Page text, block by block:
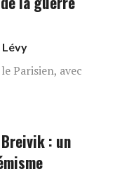
Parisien, avec
: un